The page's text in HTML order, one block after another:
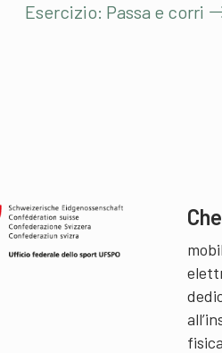
Esercizio: Passa e corri